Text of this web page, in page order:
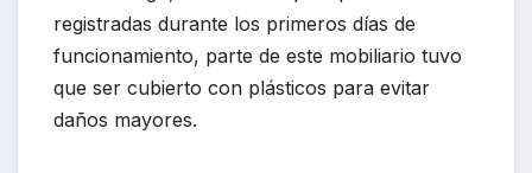
registradas durante los primeros días de
funcionamiento, parte de este mobiliario tuvo
que ser cubierto con plásticos para evitar
daños mayores.